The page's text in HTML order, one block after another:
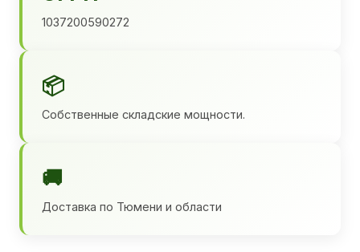
1037200590272
📦
Собственные складские мощности.
🚚
Доставка по Тюмени и области